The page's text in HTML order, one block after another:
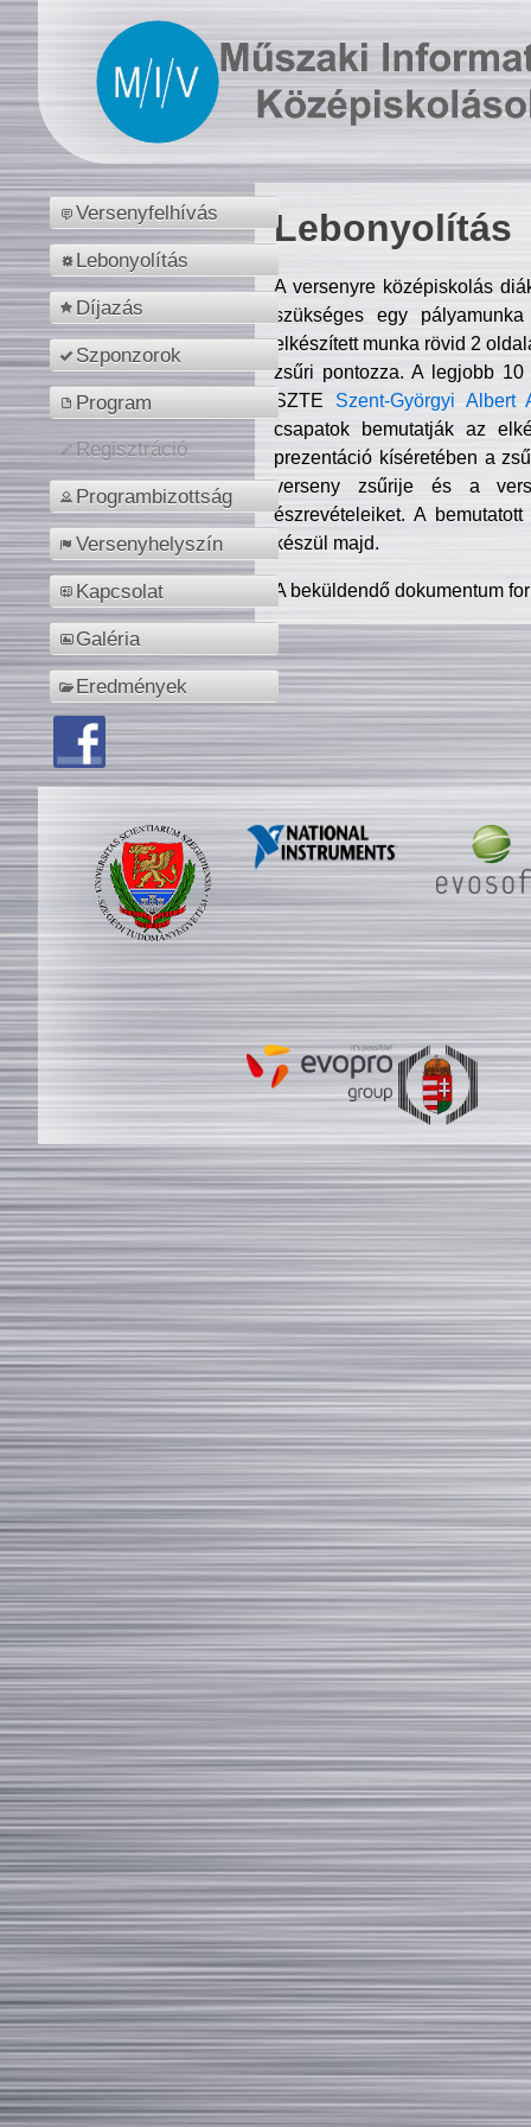
Versenyfelhívás
Lebonyolítás
Díjazás
Szponzorok
Program
Regisztráció
Programbizottság
Versenyhelyszín
Kapcsolat
Galéria
Eredmények
Lebonyolítás
A versenyre középiskolás
szükséges egy
elkészített munka rövid 2
zsűri pontozza. A legjobb
SZTE Szent-Györgyi Albert
csapatok bemutatják az
prezentáció kíséretében a
verseny zsűrije és a
észrevételeiket. A
készül majd.
A beküldendő dokumentum